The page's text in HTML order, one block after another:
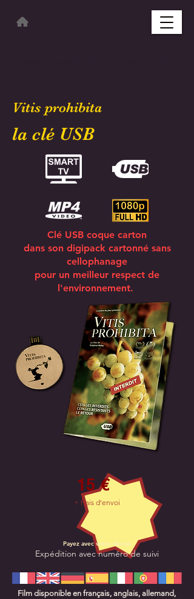
Vitis prohibita
la clé USB
Clé USB coque carton
dans son digipack cartonné sans
cellophanage
pour un meilleur respect de
l'environnement.
+ frais d'envoi
15 €
Payez avec votre devise
Expédition avec numéro de suivi
Film disponible en français, anglais, allemand,